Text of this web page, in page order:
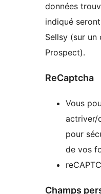
données
indiqué
Sellsy (sur un
Prospect).
ReCaptcha
Vous
actriver/
pour
de vos
Champs